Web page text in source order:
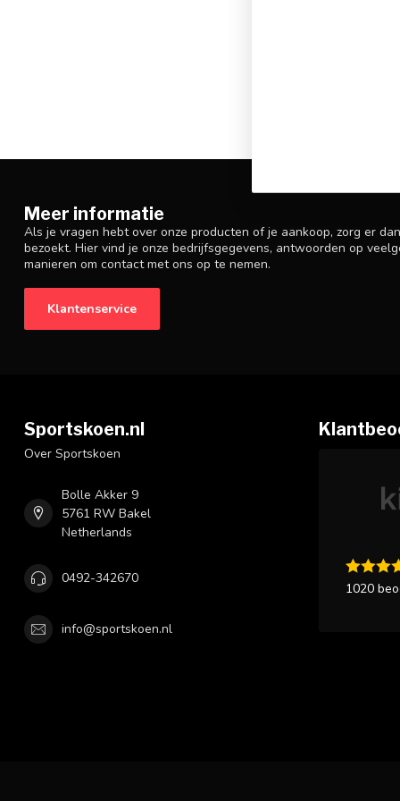
Meer informatie
Als je vragen hebt over onze producten of je aankoop, zorg er
bezoekt. Hier vind je onze bedrijfsgegevens, antwoorden op
manieren om contact met ons op te nemen.
Klantenservice
Sportskoen.nl
Over Sportskoen
Bolle Akker 9
5761 RW Bakel
Netherlands
0492-342670
info@sportskoen.nl
1020